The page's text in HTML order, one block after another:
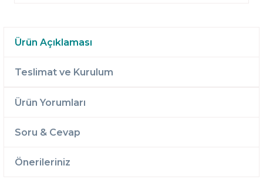
Ürün Açıklaması
Teslimat ve Kurulum
Ürün Yorumları
Soru & Cevap
Önerileriniz